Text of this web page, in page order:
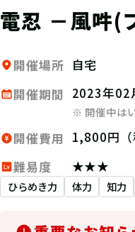
電忍 －風吽(
開催場所 自宅
開催期間
2023年02
※ 開催中は
開催費用
1,800円
難易度
★★★
ひらめき力 体力 知力